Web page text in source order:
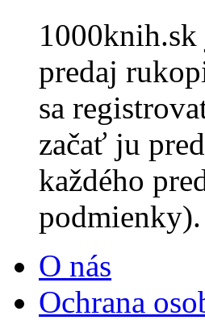
predaj
sa
začať ju
každého
O nás
Ochrana